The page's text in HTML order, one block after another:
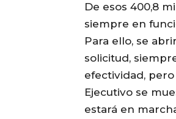
De esos 400,8
siempre en
Para ello, se
solicitud,
efectividad,
Ejecutivo se
estará en